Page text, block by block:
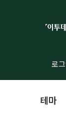
로
테마